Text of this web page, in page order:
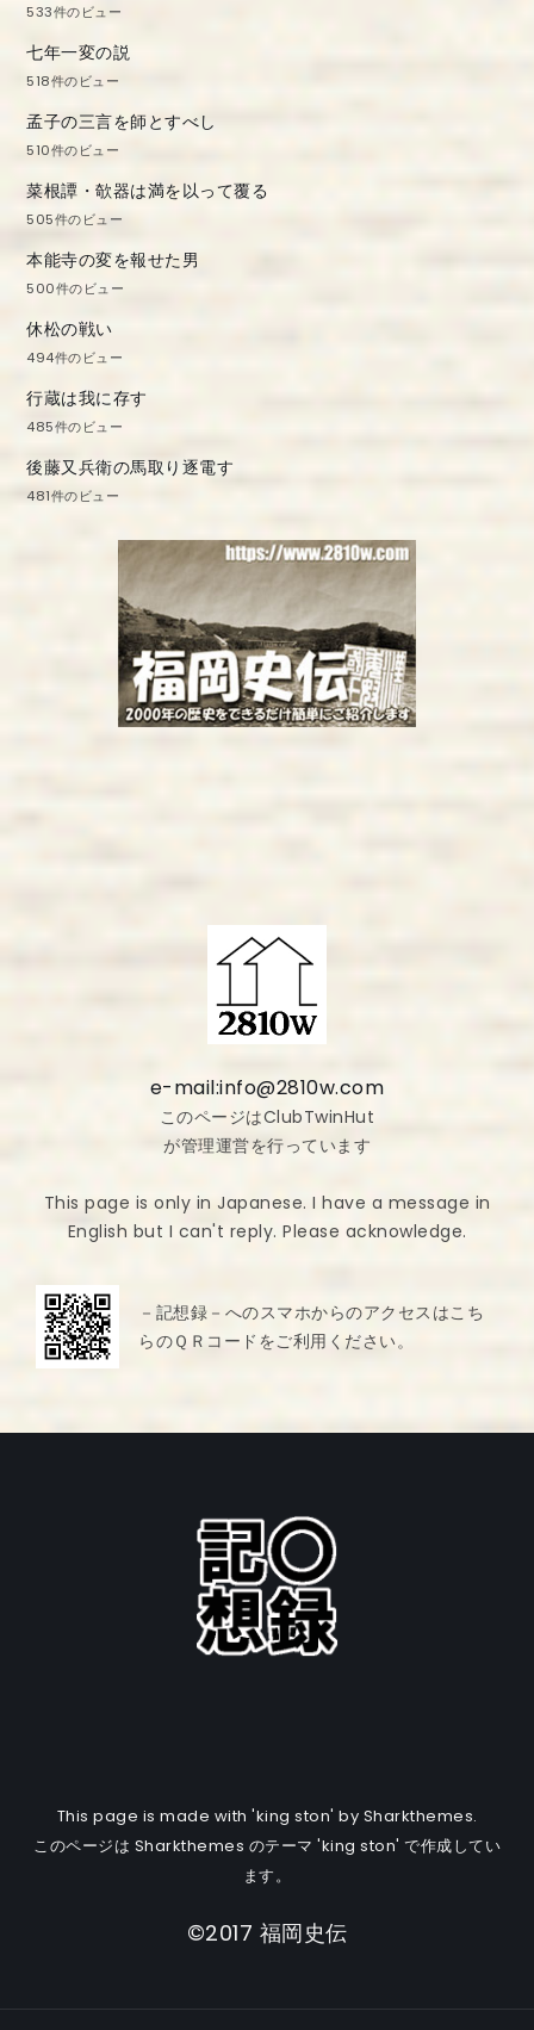
533件のビュー
七年一変の説
518件のビュー
孟子の三言を師とすべし
510件のビュー
菜根譚・欹器は満を以って覆る
505件のビュー
本能寺の変を報せた男
500件のビュー
休松の戦い
494件のビュー
行蔵は我に存す
485件のビュー
後藤又兵衛の馬取り逐電す
481件のビュー
e-mail:info@2810w.com
このページはClubTwinHut
が管理運営を行っています
This page is only in Japanese. I have a message in
English but I can't reply. Please acknowledge.
－記想録－へのスマホからのアクセスはこち
らのＱＲコードをご利用ください。
This page is made with 'king ston' by Sharkthemes.
このページは Sharkthemes のテーマ 'king ston' で作成してい
ます。
©2017 福岡史伝